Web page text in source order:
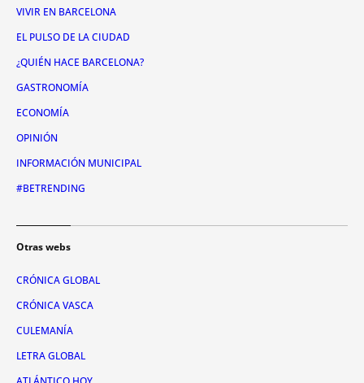
VIVIR EN BARCELONA
EL PULSO DE LA CIUDAD
¿QUIÉN HACE BARCELONA?
GASTRONOMÍA
ECONOMÍA
OPINIÓN
INFORMACIÓN MUNICIPAL
#BETRENDING
Otras webs
CRÓNICA GLOBAL
CRÓNICA VASCA
CULEMANÍA
LETRA GLOBAL